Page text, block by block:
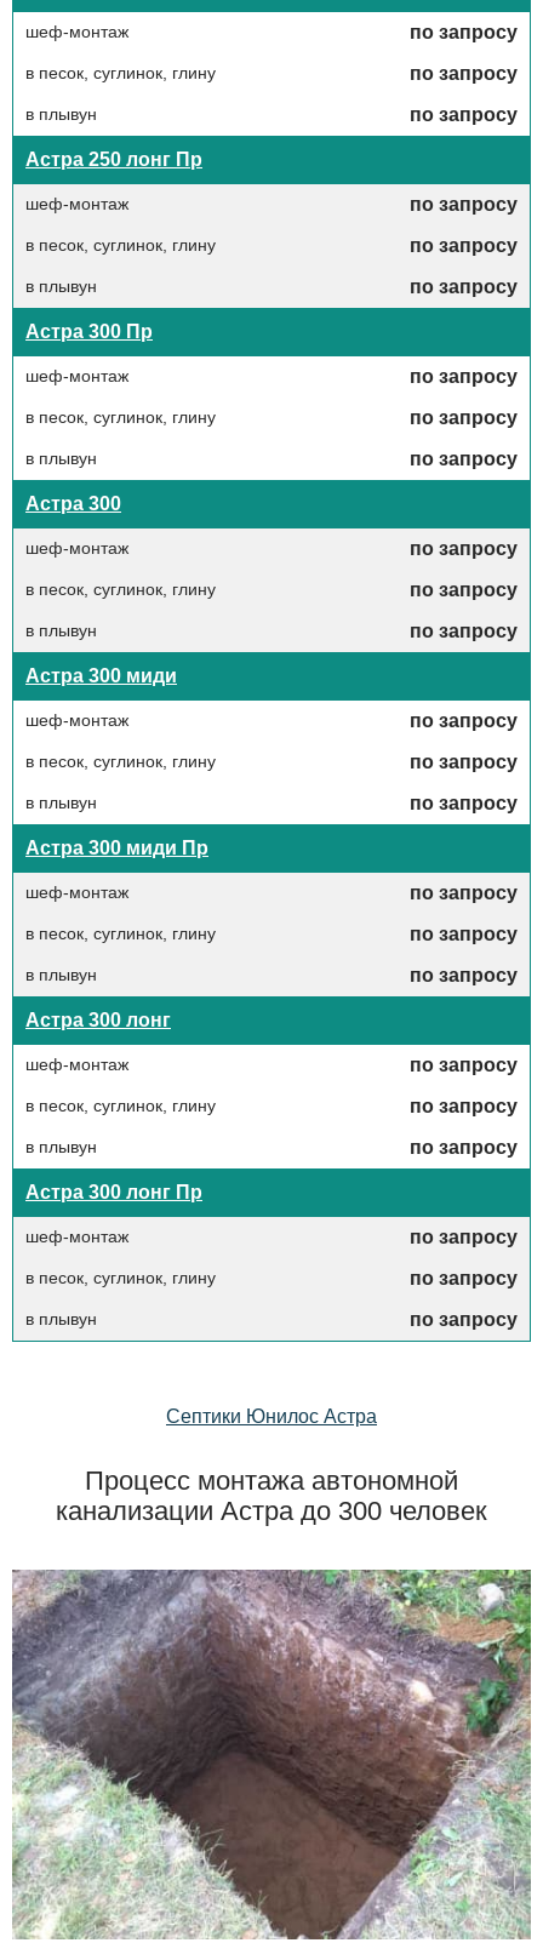
шеф-монтаж по запросу
в песок, суглинок, глину по запросу
в плывун по запросу
Астра 250 лонг Пр
шеф-монтаж по запросу
в песок, суглинок, глину по запросу
в плывун по запросу
Астра 300 Пр
шеф-монтаж по запросу
в песок, суглинок, глину по запросу
в плывун по запросу
Астра 300
шеф-монтаж по запросу
в песок, суглинок, глину по запросу
в плывун по запросу
Астра 300 миди
шеф-монтаж по запросу
в песок, суглинок, глину по запросу
в плывун по запросу
Астра 300 миди Пр
шеф-монтаж по запросу
в песок, суглинок, глину по запросу
в плывун по запросу
Астра 300 лонг
шеф-монтаж по запросу
в песок, суглинок, глину по запросу
в плывун по запросу
Астра 300 лонг Пр
шеф-монтаж по запросу
в песок, суглинок, глину по запросу
в плывун по запросу
Септики Юнилос Астра
Процесс монтажа автономной
канализации Астра до 300 человек